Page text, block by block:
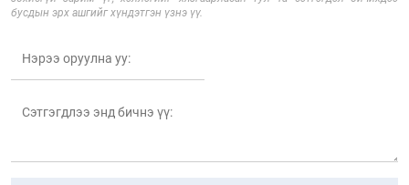
бусдын эрх ашгийг хүндэтгэн үзнэ үү.